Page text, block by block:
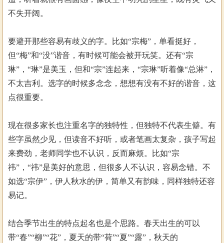
不失开阔。
要避开那些容易有歧义的字。比如“宗梅”，单看挺好，
但“梅”和“没”谐音，有时候可能会被开玩笑。还有“宗
琳”，“琳”是美玉，但和“宗”连起来，“宗琳”听着像“总淋”，
不太吉利。选字的时候多念念，想想有没有不好的谐音，这
点很重要。
现在很多家长也注重名字的独特性，但独特不代表生僻。有
些字虽然少见，但读音不好听，或者笔画太复杂，孩子写起
来费劲，老师同学也不认识，反而麻烦。比如“宗
祎”，“祎”是美好的意思，但很多人不认识，容易念错。不
如选“宗伊”，伊人秋水的伊，简单又有韵味，同样独特还容
易记。
结合季节出生的特点起名也是个思路。春天出生的可以
带“春”“柳”“花”，夏天的带“荷”“夏”“露”，秋天的